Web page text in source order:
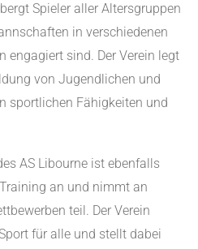
Spieler aller Altersgruppen
in verschiedenen
engagiert sind. Der Verein legt
von Jugendlichen und
sportlichen Fähigkeiten und
AS Libourne ist ebenfalls
an und nimmt an
teil. Der Verein
für alle und stellt dabei